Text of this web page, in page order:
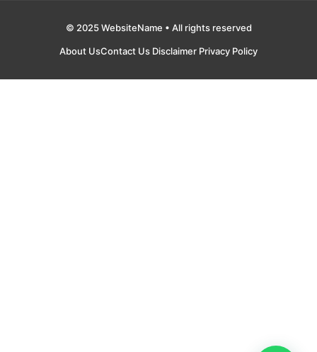
© 2025 WebsiteName • All rights reserved
About UsContact Us Disclaimer Privacy Policy